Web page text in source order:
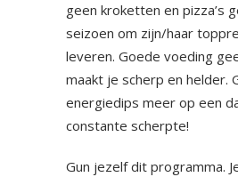
geen kroketten en pizza’s
seizoen om zijn/haar
leveren. Goede voeding
maakt je scherp en helder.
energiedips meer op een
constante scherpte!
Gun jezelf dit programma.